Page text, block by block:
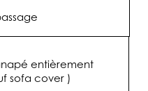
entièrement
sofa cover )